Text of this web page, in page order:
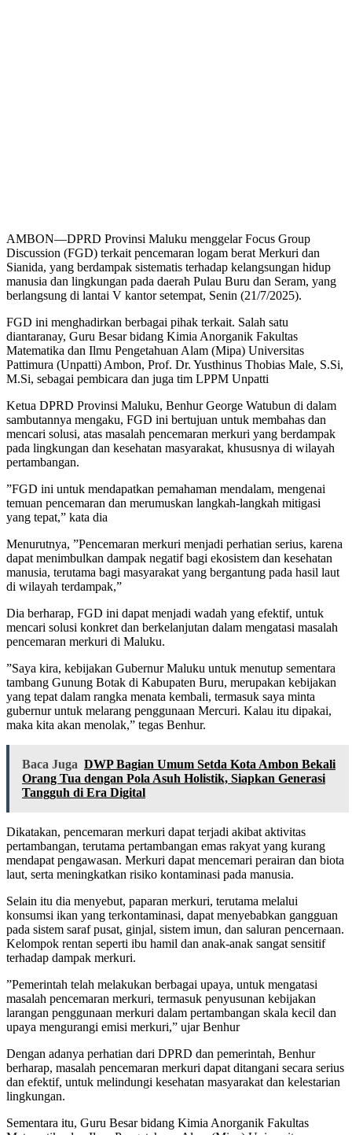
AMBON—DPRD Provinsi Maluku menggelar Focus Group
Discussion (FGD) terkait pencemaran logam berat Merkuri dan
Sianida, yang berdampak sistematis terhadap kelangsungan hidup
manusia dan lingkungan pada daerah Pulau Buru dan Seram, yang
berlangsung di lantai V kantor setempat, Senin (21/7/2025).
FGD ini menghadirkan berbagai pihak terkait. Salah satu
diantaranay, Guru Besar bidang Kimia Anorganik Fakultas
Matematika dan Ilmu Pengetahuan Alam (Mipa) Universitas
Pattimura (Unpatti) Ambon, Prof. Dr. Yusthinus Thobias Male, S.Si,
M.Si, sebagai pembicara dan juga tim LPPM Unpatti
Ketua DPRD Provinsi Maluku, Benhur George Watubun di dalam
sambutannya mengaku, FGD ini bertujuan untuk membahas dan
mencari solusi, atas masalah pencemaran merkuri yang berdampak
pada lingkungan dan kesehatan masyarakat, khususnya di wilayah
pertambangan.
”FGD ini untuk mendapatkan pemahaman mendalam, mengenai
temuan pencemaran dan merumuskan langkah-langkah mitigasi
yang tepat,” kata dia
Menurutnya, ”Pencemaran merkuri menjadi perhatian serius, karena
dapat menimbulkan dampak negatif bagi ekosistem dan kesehatan
manusia, terutama bagi masyarakat yang bergantung pada hasil laut
di wilayah terdampak,”
Dia berharap, FGD ini dapat menjadi wadah yang efektif, untuk
mencari solusi konkret dan berkelanjutan dalam mengatasi masalah
pencemaran merkuri di Maluku.
”Saya kira, kebijakan Gubernur Maluku untuk menutup sementara
tambang Gunung Botak di Kabupaten Buru, merupakan kebijakan
yang tepat dalam rangka menata kembali, termasuk saya minta
gubernur untuk melarang penggunaan Mercuri. Kalau itu dipakai,
maka kita akan menolak,” tegas Benhur.
Baca Juga DWP Bagian Umum Setda Kota Ambon Bekali
Orang Tua dengan Pola Asuh Holistik, Siapkan Generasi
Tangguh di Era Digital
Dikatakan, pencemaran merkuri dapat terjadi akibat aktivitas
pertambangan, terutama pertambangan emas rakyat yang kurang
mendapat pengawasan. Merkuri dapat mencemari perairan dan biota
laut, serta meningkatkan risiko kontaminasi pada manusia.
Selain itu dia menyebut, paparan merkuri, terutama melalui
konsumsi ikan yang terkontaminasi, dapat menyebabkan gangguan
pada sistem saraf pusat, ginjal, sistem imun, dan saluran pencernaan.
Kelompok rentan seperti ibu hamil dan anak-anak sangat sensitif
terhadap dampak merkuri.
”Pemerintah telah melakukan berbagai upaya, untuk mengatasi
masalah pencemaran merkuri, termasuk penyusunan kebijakan
larangan penggunaan merkuri dalam pertambangan skala kecil dan
upaya mengurangi emisi merkuri,” ujar Benhur
Dengan adanya perhatian dari DPRD dan pemerintah, Benhur
berharap, masalah pencemaran merkuri dapat ditangani secara serius
dan efektif, untuk melindungi kesehatan masyarakat dan kelestarian
lingkungan.
Sementara itu, Guru Besar bidang Kimia Anorganik Fakultas